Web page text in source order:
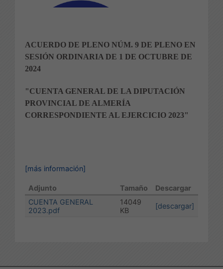
ACUERDO DE PLENO NÚM. 9 DE PLENO EN
SESIÓN ORDINARIA DE 1 DE OCTUBRE DE
2024
"CUENTA GENERAL DE LA DIPUTACIÓN
PROVINCIAL DE ALMERÍA
CORRESPONDIENTE AL EJERCICIO 2023"
[más información]
Adjunto Tamaño
Descargar
CUENTA GENERAL
2023.pdf
14049
KB
[descargar]